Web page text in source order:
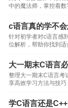
中的魔法师，掌控着
c语言真的学不
针对初学者对c语言感
位解析，帮助你找到适
大一期末C语言
整理大一期末C语言考
享高效学习方法与技巧
学C语言还是